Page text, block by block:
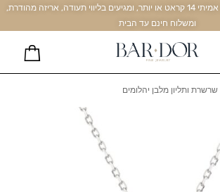
כל התכשיטים עשויים זהב אמיתי 14 קראט או יותר, ומגיעים בליווי תעודה, אריזה מהודרת,
ומשלוח חינם עד הבית
שרשרת ותליון מלבן יהלומים